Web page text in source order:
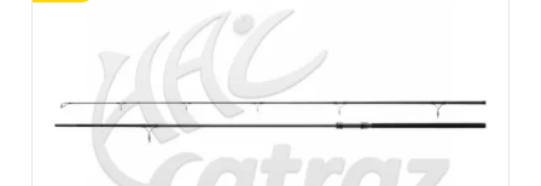
1 verhetetlen minőségi értéket kínál. A megjelenéséről az
elegáns fekete, letisztult dizájn gondoskodik és szemet
gyönyörködtető már első ránézésre is. Az elegáns, rozsdamentes
acél gyűrűsorral és egyedi tervezésű DPS orsótartóval felszerelt
TX-1B ár-érték arányt teljesen új szintre emeli.
Shimano Tribal TX2A:A Shimano TX-2A pontyozó botok sorozata